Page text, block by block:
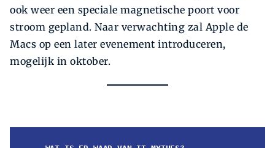
ook weer een speciale magnetische poort voor
stroom gepland. Naar verwachting zal Apple de
Macs op een later evenement introduceren,
mogelijk in oktober.